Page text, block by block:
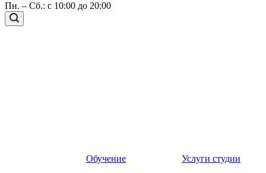
Пн. – Сб.: с 10:00 до 20:00
Обучение
Услуги студии